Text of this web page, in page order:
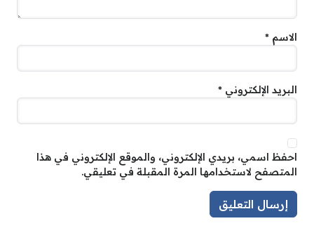
الاسم *
البريد الإلكتروني *
احفظ اسمي، بريدي الإلكتروني، والموقع الإلكتروني في هذا
المتصفح لاستخدامها المرة المقبلة في تعليقي.